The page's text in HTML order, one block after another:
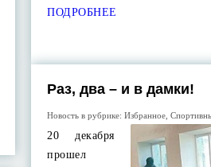
ПОДРОБНЕЕ
Раз, два – и в дамки!
Новость в рубрике:Избранное ,
20 декабря
прошел